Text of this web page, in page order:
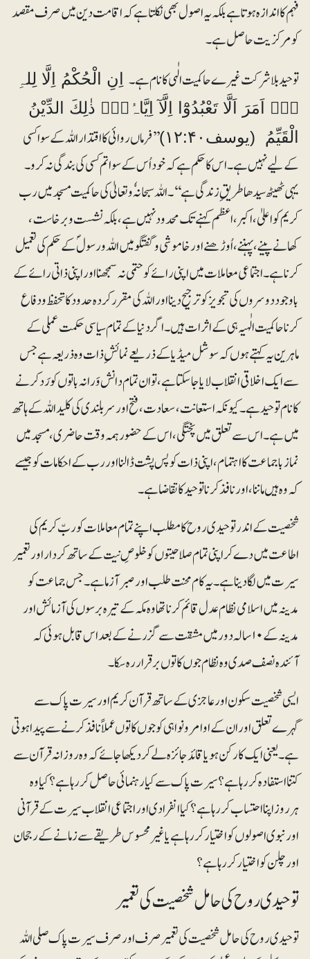
فہم کا اندازہ ہوتا ہے بلکہ یہ اصول بھی نکلتا ہے کہ اقامت دین میں صرف مقصد
کو مرکزیت حاصل ہے۔
توحید بلا شرکت غیرے حاکمیت الٰہی کا نام ہے۔اِنِ الْحُكْمُ اِلَّا لِلہِ
۝۰ۭ اَمَرَ اَلَّا تَعْبُدُوْٓا اِلَّآ اِيَّاہُ۝۰ۭ ذٰلِكَ الدِّيْنُ
الْقَيِّمُ (یوسف۱۲:۴۰)
’’فرماں روائی کا اقتدار اللہ کے سوا کسی
کے لیے نہیں ہے۔ اس کا حکم ہے کہ خود اُس کے سوا تم کسی کی بندگی نہ کرو۔
یہی ٹھیٹھ سیدھا طریقِ زندگی ہے‘‘۔ اللہ سبحانہٗ و تعالیٰ کی حاکمیت مسجد میں رب
کریم کو اعلیٰ، اکبر، اعظم کہنے تک محدود نہیں ہے، بلکہ نشست و برخاست،
کھانے پینے، پہننے، اُوڑھنے اور خاموشی و گفتگو میں اللہ و رسولؐ کے حکم کی تعمیل
کرنا ہے۔ اجتماعی معاملات میں اپنی رائے کو حتمی نہ سمجھنا اور اپنی ذاتی رائے کے
باوجود دوسروں کی تجویز کو ترجیح دینا اور اللہ کی مقرر کردہ حدود کا تحفظ و دفاع
کرنا حاکمیت الٰہیہ ہی کے اثرات ہیں۔ اگر دنیا کے تمام سیاسی حکمت عملی کے
ماہرین یہ کہتے ہوں کہ سوشل میڈیا کے ذریعے نمائشِ ذات وہ ذریعہ ہے جس
سے ایک اخلاقی انقلاب لایا جا سکتا ہے، تو ان تمام دانش وَرانہ باتوں کو رَد کرنے
کا نام توحید ہے۔ کیونکہ استعانت، سعادت، فتح اور سربلندی کی کلید اللہ کے ہاتھ
میں ہے۔اس سے تعلق میں پختگی ،اس کے حضور ہمہ وقت حاضری، مسجد میں
نماز باجماعت کا اہتمام، اپنی ذات کو پس پشت ڈالنا اوررب کے احکامات کو جیسے
کہ وہ ہیں ماننا، اور نافذ کرنا توحید کا تقاضا ہے۔
شخصیت کے اندر توحیدی روح کا مطلب اپنے تمام معاملات کو ربّ کریم کی
اطاعت میں دے کر اپنی تمام صلاحیتوں کو خلوصِ نیت کے ساتھ کردار اور تعمیر
سیرت میں لگا دینا ہے۔ یہ کام محنت طلب اور صبر آزما ہے۔جس جماعت کو
مدینہ میں اسلامی نظام عدل قائم کرنا تھا وہ مکہ کے تیرہ برسوں کی آزمائش اور
مدینہ کے ۱۰ سالہ دور میں مشقت سے گزرنے کے بعد اس قابل ہوئی کہ
آئندہ نصف صدی وہ نظام جوں کا توں برقرار رہ سکا۔
ایسی شخصیت سکون اور عاجزی کے ساتھ قرآن کریم اور سیرت پاک سے
گہرے تعلق اور ان کے اوامر و نواہی کو جوں کا توں عملاً نافذ کرنے سے پیدا ہوتی
ہے۔ یعنی ایک کارکن ہو یا قائد جائزہ لے کر دیکھا جائےکہ وہ روزانہ قرآن سے
کتنا استفادہ کر رہا ہے؟ سیرت پاک سے کیا رہنمائی حاصل کر رہا ہے ؟کیا وہ
ہرروز اپنا احتساب کر رہا ہے؟ کیا انفرادی اور اجتماعی انقلاب سیرت کے قرآنی
اور نبوی اصولوں کو اختیار کر رہا ہے یا غیرمحسوس طریقے سے زمانے کے رجحان
اور چلن کو اختیار کر رہا ہے ؟
توحیدی روح کی حامل شخصیت کی تعمیر
توحیدی روح کی حامل شخصیت کی تعمیر صرف اور صرف سیرت پاک صلی اللہ